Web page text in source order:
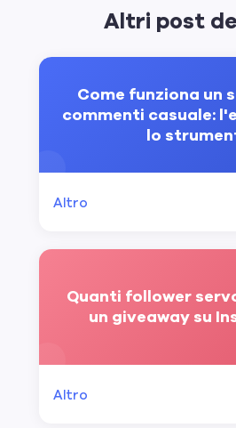
Altri post
Come funziona un
commenti casuale:
lo
Altro
Quanti follower
un giveaway su
Altro